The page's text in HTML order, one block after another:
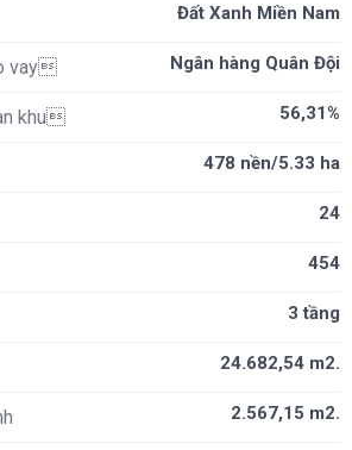
Đất Xanh Miền Nam
vay Ngân hàng Quân Đội
khu 56,31%
478 nền/5.33 ha
24
454
3 tầng
24.682,54 m2.
2.567,15 m2.